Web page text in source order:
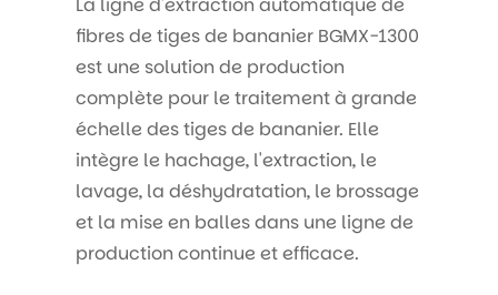
fibres de tiges de bananier BGMX-1300
est une solution de production
complète pour le traitement à grande
échelle des tiges de bananier. Elle
intègre le hachage, l'extraction, le
lavage, la déshydratation, le brossage
et la mise en balles dans une ligne de
production continue et efficace.